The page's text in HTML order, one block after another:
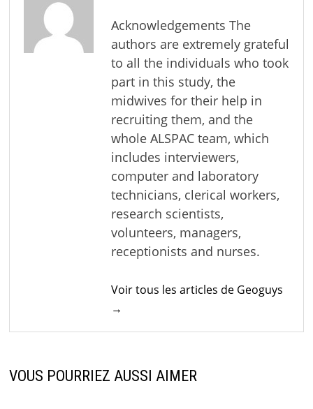
Acknowledgements The
authors are extremely grateful
to all the individuals who took
part in this study, the
midwives for their help in
recruiting them, and the
whole ALSPAC team, which
includes interviewers,
computer and laboratory
technicians, clerical workers,
research scientists,
volunteers, managers,
receptionists and nurses.
Voir tous les articles de Geoguys
→
VOUS POURRIEZ AUSSI AIMER